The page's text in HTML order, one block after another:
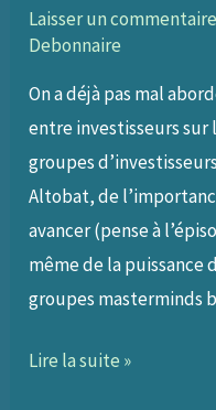
Laisser un commentaire
Debonnaire
On a déjà pas mal
entre investisseurs sur
groupes
Altobat, de
avancer (pense à
même de la
groupes masterminds
062
Lire la suite »